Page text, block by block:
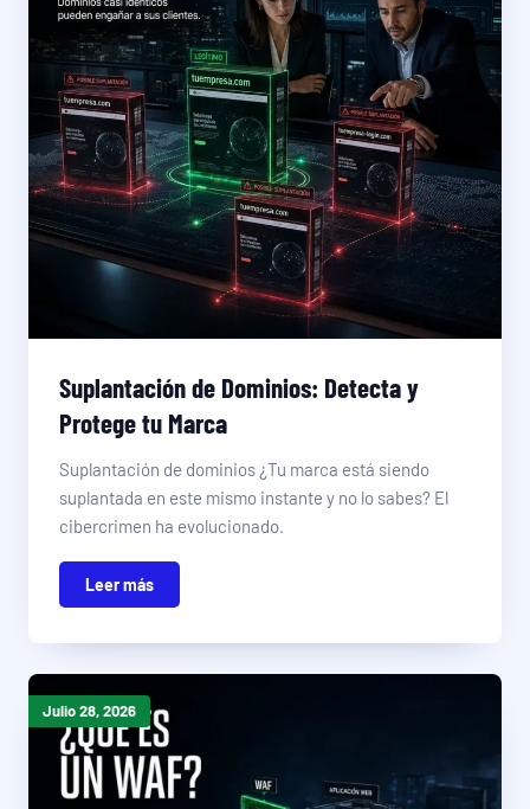
Suplantación de Dominios: Detecta y
Protege tu Marca
Suplantación de dominios ¿Tu marca está siendo
suplantada en este mismo instante y no lo sabes? El
cibercrimen ha evolucionado.
Leer más
Julio 28, 2026